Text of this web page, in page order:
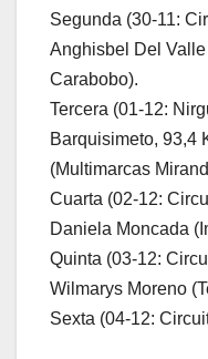
Segunda (30-11:
Anghisbel Del
Carabobo).
Tercera (01-12:
Barquisimeto, 93,4
(Multimarcas
Cuarta (02-12:
Daniela Moncada
Quinta (03-12:
Wilmarys Moreno
Sexta (04-12: